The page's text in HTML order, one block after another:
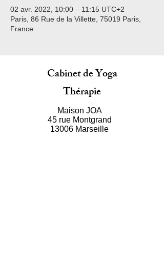
02 avr. 2022, 10:00 – 11:15 UTC+2
Paris, 86 Rue de la Villette, 75019 Paris,
France
Cabinet de Yoga
Thérapie
Maison JOA
45 rue Montgrand
13006 Marseille